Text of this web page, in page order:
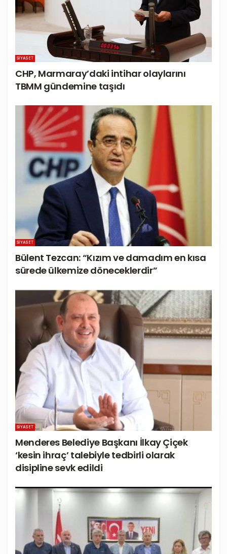
SIYASET
CHP, Marmaray’daki intihar olaylarını
TBMM gündemine taşıdı
SIYASET
Bülent Tezcan: “Kızım ve damadım en kısa
sürede ülkemize döneceklerdir”
SIYASET
Menderes Belediye Başkanı İlkay Çiçek
‘kesin ihraç’ talebiyle tedbirli olarak
disipline sevk edildi